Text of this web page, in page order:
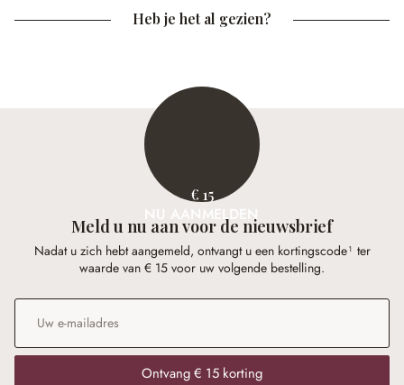
Heb je het al gezien?
€ 15
NU AANMELDEN
Meld u nu aan voor de nieuwsbrief
Nadat u zich hebt aangemeld, ontvangt u een kortingscode¹ ter
waarde van € 15 voor uw volgende bestelling.
E-mailadres
Ontvang € 15 korting